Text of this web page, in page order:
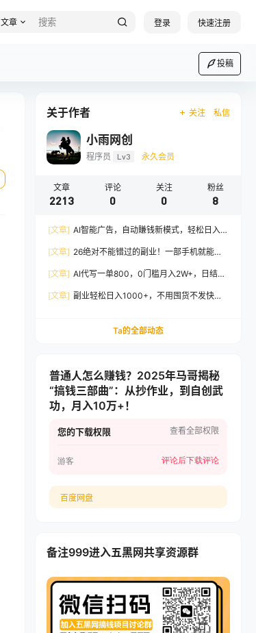
文章 登录 快速注册
投稿
关于作者 关注 私信
小雨网创
程序员 Lv3 永久会员
文章
2213
评论
0
关注
0
粉丝
8
[文章] AI智能广告，自动賺钱新模式，轻松日入
[文章] 26绝对不能错过的副业！一部手机就能操
[文章] AI代写一单800，0门槛月入2W+，日结不
[文章] 副业轻松日入1000+，不用囤货不发快
Ta的全部动态
普通人怎么赚钱？2025年马哥揭秘
“搞钱三部曲”：从抄作业，到自创武
功，月入10万+！
您的下载权限 查看全部权限
游客 评论后下载评论
百度网盘
备注999进入五黑网共享资源群